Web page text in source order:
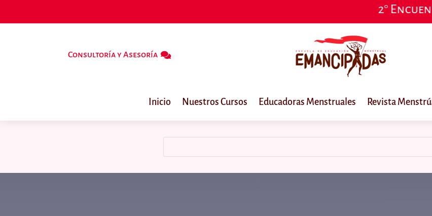
2° Encuentro
Consultoría y Asesoría
Inicio Nuestros Cursos Educadoras Menstruales Revista